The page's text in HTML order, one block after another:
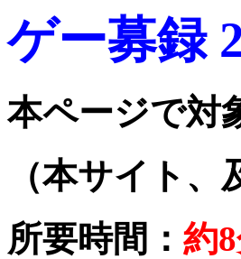
ゲー募録
本ページで
（本サイト
所要時間： 約